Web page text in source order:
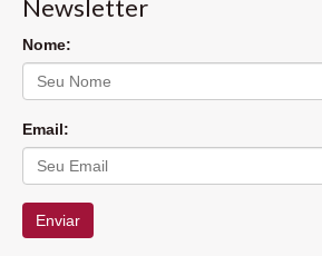
Newsletter
Nome:
Email:
Enviar